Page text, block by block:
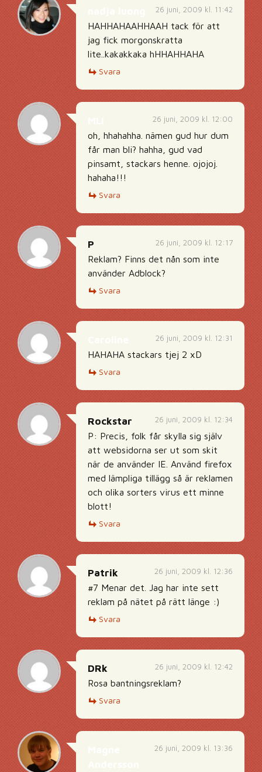
26 juni, 2009 kl. 11:42
HAHHAHAAHHAAH tack för att
jag fick morgonskratta
lite..kakakkaka hHHAHHAHA
Svara
26 juni, 2009 kl. 12:00
oh, hhahahha. nämen gud hur dum
får man bli? hahha, gud vad
pinsamt, stackars henne. ojojoj.
hahaha!!!
Svara
26 juni, 2009 kl. 12:17
P
Reklam? Finns det nån som inte
använder Adblock?
Svara
26 juni, 2009 kl. 12:31
HAHAHA stackars tjej 2 xD
Svara
26 juni, 2009 kl. 12:34
Rockstar
P: Precis, folk får skylla sig själv
att websidorna ser ut som skit
när de använder IE. Använd firefox
med lämpliga tillägg så är reklamen
och olika sorters virus ett minne
blott!
Svara
26 juni, 2009 kl. 12:36
Patrik
#7 Menar det. Jag har inte sett
reklam på nätet på rätt länge :)
Svara
26 juni, 2009 kl. 12:42
DRk
Rosa bantningsreklam?
Svara
26 juni, 2009 kl. 13:36